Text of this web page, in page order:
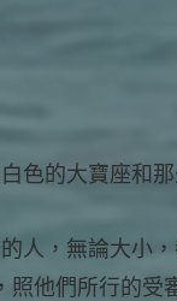
色的大寶座和
人，無論大小
照他們所行的受